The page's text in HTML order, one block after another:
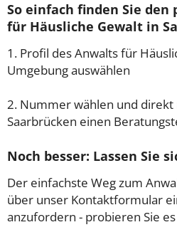
So einfach finden Sie den
für Häusliche Gewalt in
1. Profil des Anwalts für
Umgebung auswählen
2. Nummer wählen und direkt
Saarbrücken einen
Noch besser: Lassen Sie
Der einfachste Weg zum
über unser Kontaktformular
anzufordern - probieren Sie